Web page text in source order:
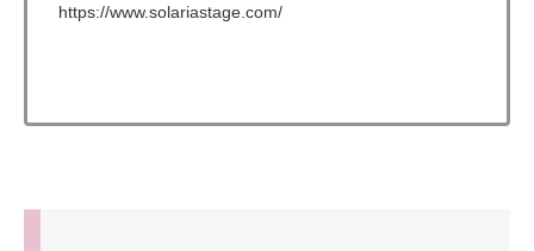
https://www.solariastage.com/